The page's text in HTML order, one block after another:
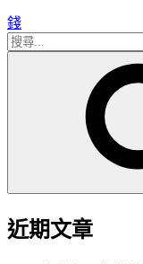
錢
搜
近期文章